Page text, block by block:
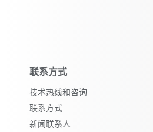
联系方式
技术热线和咨询
联系方式
新闻联系人